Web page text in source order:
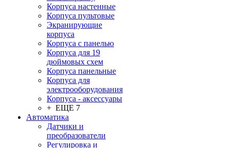
Корпуса настенные
Корпуса пультовые
Экранирующие
корпуса
Корпуса с панелью
Корпуса для 19
дюймовых схем
Корпуса панельные
Корпуса для
электрооборудования
Корпуса - аксессуары
+ ЕЩЕ 7
Автоматика
Датчики и
преобразователи
Регулировка и